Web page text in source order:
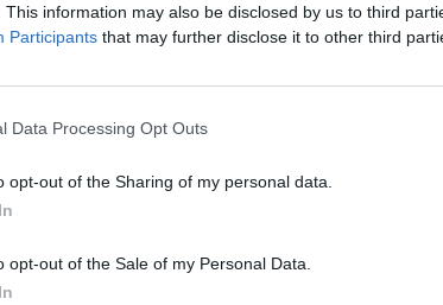
This information may also be disclosed by us to third
Participants that may further disclose it to other third
Data Processing Opt Outs
opt-out of the Sharing of my personal data.
opt-out of the Sale of my Personal Data.
Pripravte si pusinkovo orechový dezert,
pani cukrárky a bez pečenia
Simonidessa